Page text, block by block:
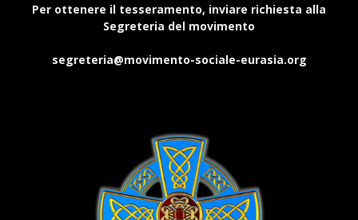
Per ottenere il tesseramento, inviare richiesta alla
Segreteria del movimento
segreteria@movimento-sociale-eurasia.org